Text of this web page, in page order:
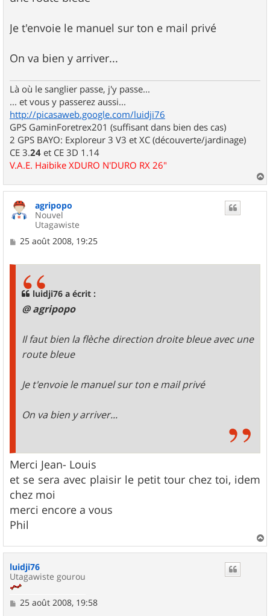
Je t'envoie le manuel sur ton e mail privé
On va bien y arriver...
Là où le sanglier passe, j'y passe...
... et vous y passerez aussi...
http://picasaweb.google.com/luidji76
GPS GaminForetrex201 (suffisant dans bien des cas)
2 GPS BAYO: Exploreur 3 V3 et XC (découverte/jardinage)
CE 3.24 et CE 3D 1.14
V.A.E. Haibike XDURO N'DURO RX 26"
a
agripopo
Nouvel
Utagawiste
M
25 août 2008, 19:25
luidji76 a écrit :
@ agripopo
Il faut bien la flèche direction droite bleue avec une
route bleue
Je t'envoie le manuel sur ton e mail privé
On va bien y arriver...
Merci Jean- Louis
et se sera avec plaisir le petit tour chez toi, idem
chez moi
merci encore a vous
Phil
a
luidji76
Utagawiste gourou
M
25 août 2008, 19:58